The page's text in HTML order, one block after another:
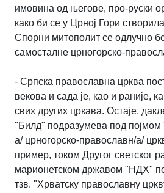
имовина од његове, про-руски
како би се у Црној Гори
Спорни митополит се одлучно
самосталне црногорско-
- Српска православна црква
векова и сада је, као и раније,
свих других цркава. Остаје,
"Билд" подразумева под
а/ црногорско-православн/а/
пример, током Другог светског
марионетском државом "НДХ"
тзв. "Хрватску православну